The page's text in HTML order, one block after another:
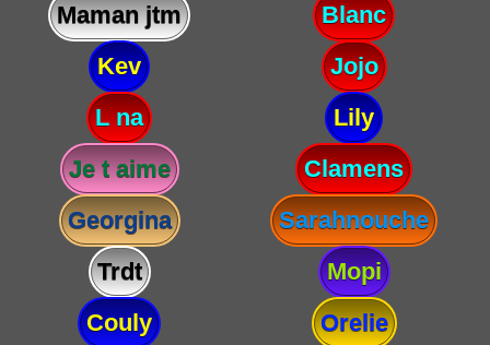
Maman jtm
Blanc
Kev
Jojo
L na
Lily
Je t aime
Clamens
Georgina
Sarahnouche
Trdt
Mopi
Couly
Orelie